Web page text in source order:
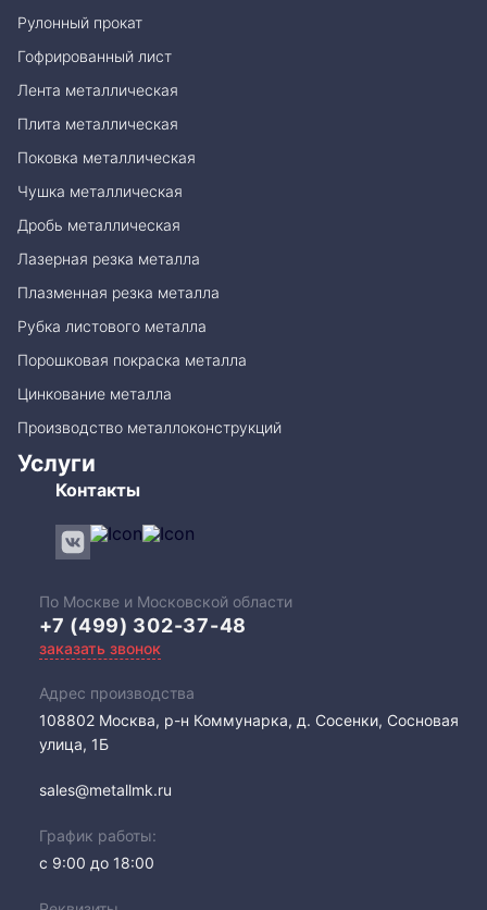
Рулонный прокат
Гофрированный лист
Лента металлическая
Плита металлическая
Поковка металлическая
Чушка металлическая
Дробь металлическая
Лазерная резка металла
Плазменная резка металла
Рубка листового металла
Порошковая покраска металла
Цинкование металла
Производство металлоконструкций
Услуги
Контакты
По Москве и Московской области
+7 (499) 302-37-48
заказать звонок
Адрес производства
108802​ Москва, р-н Коммунарка, д. Сосенки, Сосновая
улица, 1Б
sales@metallmk.ru
График работы:
с 9:00 до 18:00